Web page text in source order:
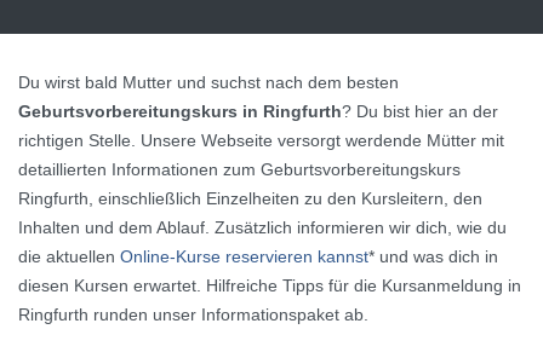
Du wirst bald Mutter und suchst nach dem besten
Geburtsvorbereitungskurs in Ringfurth? Du bist hier an der
richtigen Stelle. Unsere Webseite versorgt werdende Mütter mit
detaillierten Informationen zum Geburtsvorbereitungskurs
Ringfurth, einschließlich Einzelheiten zu den Kursleitern, den
Inhalten und dem Ablauf. Zusätzlich informieren wir dich, wie du
die aktuellen Online-Kurse reservieren kannst* und was dich in
diesen Kursen erwartet. Hilfreiche Tipps für die Kursanmeldung in
Ringfurth runden unser Informationspaket ab.